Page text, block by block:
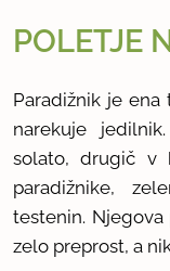
POLETJE
Paradižnik je
narekuje
solato, drugič v
paradižnike,
testenin.
zelo preprost, a